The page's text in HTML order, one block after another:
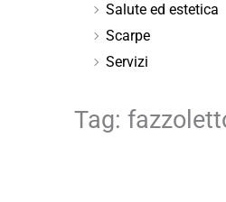
Salute ed estetica
Scarpe
Servizi
Tag: